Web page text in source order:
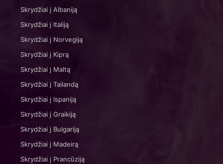
Skrydžiai į Albaniją
Skrydžiai į Italiją
Skrydžiai į Norvegiją
Skrydžiai į Kiprą
Skrydžiai į Maltą
Skrydžiai į Tailandą
Skrydžiai į Ispaniją
Skrydžiai į Graikiją
Skrydžiai į Bulgariją
Skrydžiai į Madeirą
Skrydžiai į Prancūziją